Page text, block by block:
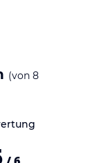
für
Unterkünfte
zum
und
(von 8